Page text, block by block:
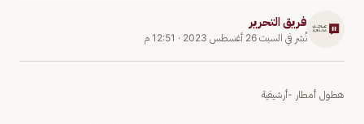
فريق التحرير
نُشر في السبت 26 أغسطس 2023 · 12:51 م
هطول أمطار -أرشيفية